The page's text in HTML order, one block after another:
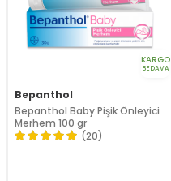
KARGO
BEDAVA
Bepanthol
Bepanthol Baby Pişik Önleyici
Merhem 100 gr
(20)